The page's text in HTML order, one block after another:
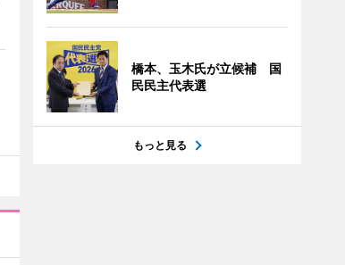
橋本、玉木氏が立候補 国
民民主代表選
もっと見る